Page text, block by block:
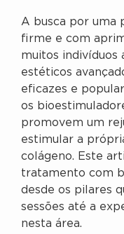
A busca por uma
firme e com
muitos indivíduos
estéticos
eficazes e
os
promovem um
estimular a
colágeno. Este
tratamento com
desde os pilares
sessões até a
nesta área.